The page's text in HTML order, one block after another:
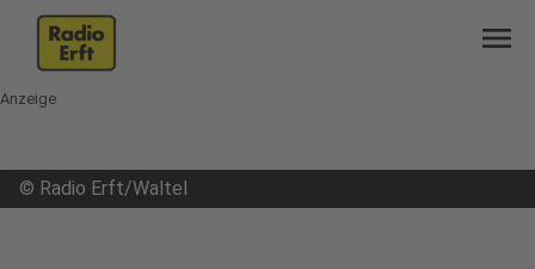
menu
Anzeige
© Radio Erft/Waltel